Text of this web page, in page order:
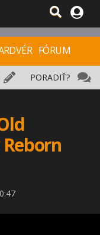
FÓRUM
PORADIŤ?